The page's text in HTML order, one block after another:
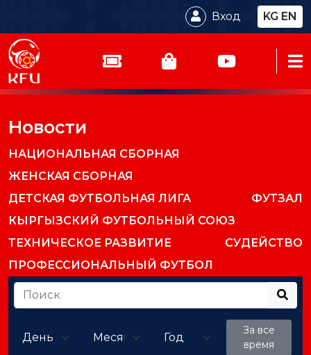
Вход KG EN
Новости
НАЦИОНАЛЬНАЯ СБОРНАЯ
ЖЕНСКАЯ СБОРНАЯ
ДЕТСКАЯ ФУТБОЛЬНАЯ ЛИГА
ФУТЗАЛ
КЫРГЫЗСКИЙ ФУТБОЛЬНЫЙ СОЮЗ
ТЕХНИЧЕСКОЕ РАЗВИТИЕ
СУДЕЙСТВО
ПРОФЕССИОНАЛЬНЫЙ ФУТБОЛ
За все
время